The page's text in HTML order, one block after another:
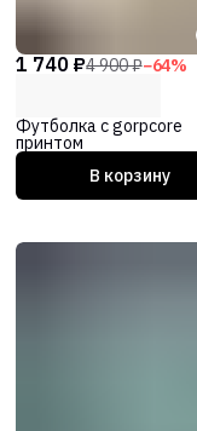
1 740 ₽4 900 ₽−64%
Футболка с gorpcore
принтом
В корзину